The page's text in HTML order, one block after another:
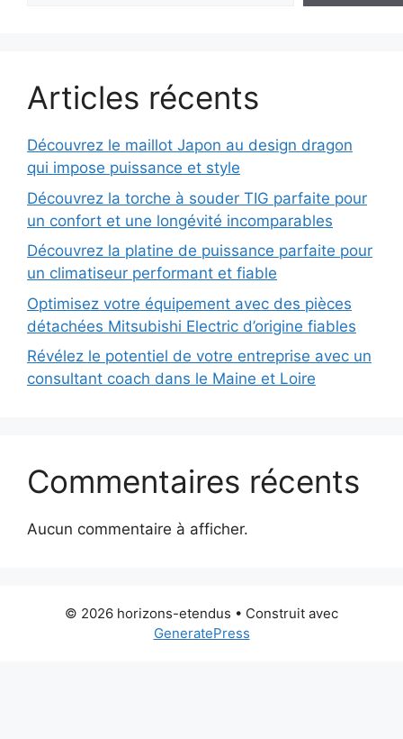
Articles récents
Découvrez le maillot Japon au design dragon
qui impose puissance et style
Découvrez la torche à souder TIG parfaite pour
un confort et une longévité incomparables
Découvrez la platine de puissance parfaite pour
un climatiseur performant et fiable
Optimisez votre équipement avec des pièces
détachées Mitsubishi Electric d’origine fiables
Révélez le potentiel de votre entreprise avec un
consultant coach dans le Maine et Loire
Commentaires récents
Aucun commentaire à afficher.
© 2026 horizons-etendus • Construit avec
GeneratePress